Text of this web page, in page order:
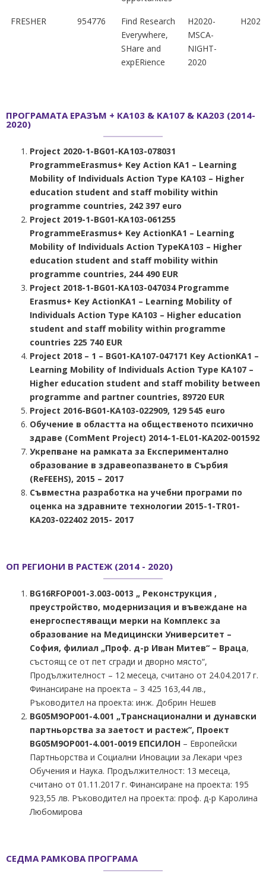
FRESHER 954776
Find Research
Everywhere,
SHare and
expERience
H2020-
MSCA-
NIGHT-
2020
H2020
ПРОГРАМАТА ЕРАЗЪМ + КА103 & KA107 & KA203 (2014-
2020)
Project 2020-1-BG01-KA103-078031
ProgrammeErasmus+ Key Action KA1 – Learning
Mobility of Individuals Action Type KA103 – Higher
education student and staff mobility within
programme countries, 242 397 euro
Project 2019-1-BG01-KA103-061255
ProgrammeErasmus+ Key ActionKA1 – Learning
Mobility of Individuals Action TypeKA103 – Higher
education student and staff mobility within
programme countries, 244 490 EUR
Project 2018-1-BG01-KA103-047034 Programme
Erasmus+ Key ActionKA1 – Learning Mobility of
Individuals Action Type KA103 – Higher education
student and staff mobility within programme
countries 225 740 EUR
Project 2018 – 1 – BG01-KA107-047171 Key ActionKA1 –
Learning Mobility of Individuals Action Type KA107 –
Higher education student and staff mobility between
programme and partner countries, 89720 EUR
Project 2016-BG01-KA103-022909, 129 545 euro
Обучение в областта на общественото психично
здраве (ComMent Project) 2014-1-EL01-KA202-001592
Укрепване на рамката за Експериментално
образование в здравеопазването в Сърбия
(ReFEEHS), 2015 – 2017
Съвместна разработка на учебни програми по
оценка на здравните технологии 2015-1-TR01-
KA203-022402 2015- 2017
ОП РЕГИОНИ В РАСТЕЖ (2014 - 2020)
BG16RFOP001-3.003-0013 „ Реконструкция ,
преустройство, модернизация и въвеждане на
енергоспестяващи мерки на Комплекс за
образование на Медицински Университет –
София, филиал „Проф. д-р Иван Митев“ – Враца,
състоящ се от пет сгради и дворно място“,
Продължителност – 12 месеца, считано от 24.04.2017 г.
Финансиране на проекта – 3 425 163,44 лв.,
Ръководител на проекта: инж. Добрин Нешев
BG05M9OP001-4.001 „Транснационални и дунавски
партньорства за заетост и растеж”, Проект
BG05M9OP001-4.001-0019 ЕПСИЛОН – Европейски
Партньорства и Социални Иновации за Лекари чрез
Обучения и Наука. Продължителност: 13 месеца,
считано от 01.11.2017 г. Финансиране на проекта: 195
923,55 лв. Ръководител на проекта: проф. д-р Каролина
Любомирова
СЕДМА РАМКОВА ПРОГРАМА